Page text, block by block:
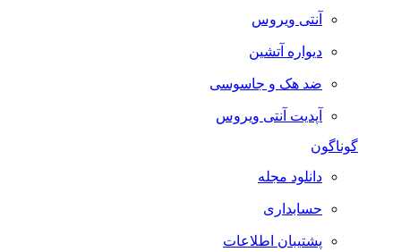
آنتی ویروس
دیواره آتشین
ضد هک و جاسوسی
آپدیت آنتی ویروس
گوناگون
دانلود مجله
حسابداری
پشتیبان اطلاعات